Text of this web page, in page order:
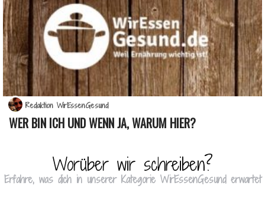
WER BIN ICH UND WENN JA, WARUM HIER?
Redaktion WirEssenGesund
Worüber wir schreiben?
Erfahre, was dich in unserer Kategorie WirEssenGesund erwartet